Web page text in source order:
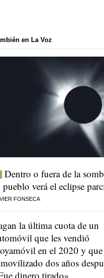
en La Voz
Dentro o fuera de la
pueblo verá el eclipse
FONSECA
la última cuota de un
que les vendió
en el 2020 y
dos años
dinero tirado»